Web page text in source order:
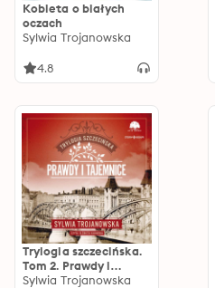
Kobieta o białych
oczach
Sylwia Trojanowska
4.8
Trylogia szczecińska.
Tom 2. Prawdy i
tajemnice
Sylwia Trojanowska